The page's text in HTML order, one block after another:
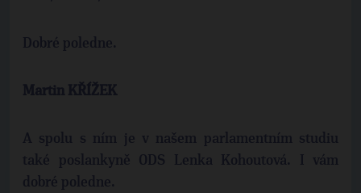
Dobré poledne.
Martin KŘÍŽEK
A spolu s ním je v našem parlamentním studiu
také poslankyně ODS Lenka Kohoutová. I vám
dobré poledne.